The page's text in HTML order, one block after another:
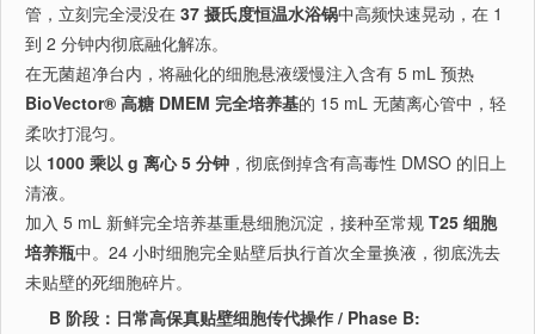
管，立刻完全浸没在 37 摄氏度恒温水浴锅中高频快速晃动，在 1
到 2 分钟内彻底融化解冻。
在无菌超净台内，将融化的细胞悬液缓慢注入含有 5 mL 预热
BioVector® 高糖 DMEM 完全培养基的 15 mL 无菌离心管中，轻
柔吹打混匀。
以 1000 乘以 g 离心 5 分钟 ，彻底倒掉含有高毒性 DMSO 的旧上
清液。
加入 5 mL 新鲜完全培养基重悬细胞沉淀，接种至常规 T25 细胞
培养瓶中。24 小时细胞完全贴壁后执行首次全量换液，彻底洗去
未贴壁的死细胞碎片。
B 阶段：日常高保真贴壁细胞传代操作 / Phase B: